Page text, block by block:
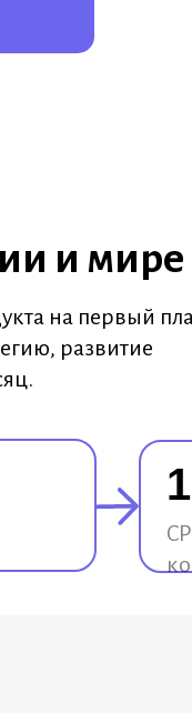
и мире
на первый
развитие